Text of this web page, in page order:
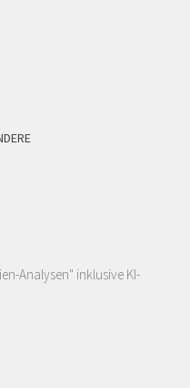
Analysen" inklusive KI-